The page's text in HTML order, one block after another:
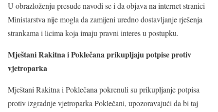
U obrazloženju presude navodi se i da objava na internet stranici
Ministarstva nije mogla da zamijeni uredno dostavljanje rješenja
strankama i licima koja imaju pravni interes u postupku.
Mještani Rakitna i Poklečana prikupljaju potpise protiv
vjetroparka
Mještani Rakitna i Poklečana pokrenuli su prikupljanje potpisa
protiv izgradnje vjetroparka Poklečani, upozoravajući da bi taj